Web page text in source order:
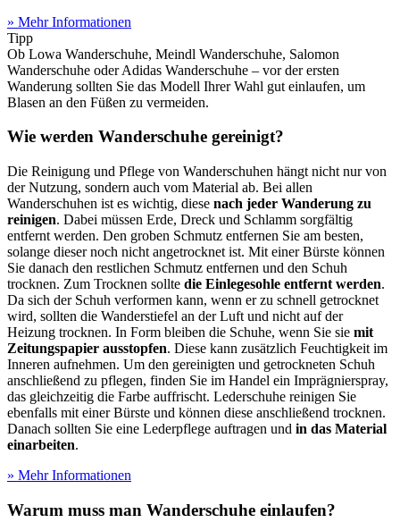
» Mehr Informationen
Tipp
Ob Lowa Wanderschuhe, Meindl Wanderschuhe, Salomon
Wanderschuhe oder Adidas Wanderschuhe – vor der ersten
Wanderung sollten Sie das Modell Ihrer Wahl gut einlaufen, um
Blasen an den Füßen zu vermeiden.
Wie werden Wanderschuhe gereinigt?
Die Reinigung und Pflege von Wanderschuhen hängt nicht nur von
der Nutzung, sondern auch vom Material ab. Bei allen
Wanderschuhen ist es wichtig, diese nach jeder Wanderung zu
reinigen. Dabei müssen Erde, Dreck und Schlamm sorgfältig
entfernt werden. Den groben Schmutz entfernen Sie am besten,
solange dieser noch nicht angetrocknet ist. Mit einer Bürste können
Sie danach den restlichen Schmutz entfernen und den Schuh
trocknen. Zum Trocknen sollte die Einlegesohle entfernt werden.
Da sich der Schuh verformen kann, wenn er zu schnell getrocknet
wird, sollten die Wanderstiefel an der Luft und nicht auf der
Heizung trocknen. In Form bleiben die Schuhe, wenn Sie sie mit
Zeitungspapier ausstopfen. Diese kann zusätzlich Feuchtigkeit im
Inneren aufnehmen. Um den gereinigten und getrockneten Schuh
anschließend zu pflegen, finden Sie im Handel ein Imprägnierspray,
das gleichzeitig die Farbe auffrischt. Lederschuhe reinigen Sie
ebenfalls mit einer Bürste und können diese anschließend trocknen.
Danach sollten Sie eine Lederpflege auftragen und in das Material
einarbeiten.
» Mehr Informationen
Warum muss man Wanderschuhe einlaufen?